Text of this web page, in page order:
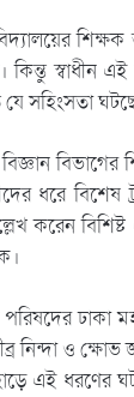
স্বাধীন
সহিংসতা
বিজ্ঞান
ধরে বিশেষ
করেন
পরিষদের
নিন্দা ও ক্ষোভ
এই ধরণের